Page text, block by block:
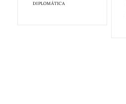
DIPLOMÁTICA